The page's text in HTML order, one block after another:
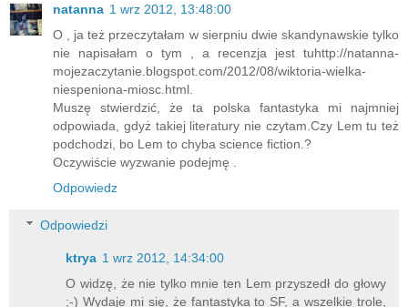
natanna 1 wrz 2012, 13:48:00
O , ja też przeczytałam w sierpniu dwie skandynawskie tylko
nie napisałam o tym , a recenzja jest tuhttp://natanna-
mojezaczytanie.blogspot.com/2012/08/wiktoria-wielka-
niespeniona-miosc.html.
Muszę stwierdzić, że ta polska fantastyka mi najmniej
odpowiada, gdyż takiej literatury nie czytam.Czy Lem tu też
podchodzi, bo Lem to chyba science fiction.?
Oczywiście wyzwanie podejmę .
Odpowiedz
Odpowiedzi
ktrya 1 wrz 2012, 14:34:00
O widzę, że nie tylko mnie ten Lem przyszedł do głowy
;-) Wydaje mi się, że fantastyka to SF, a wszelkie trole,